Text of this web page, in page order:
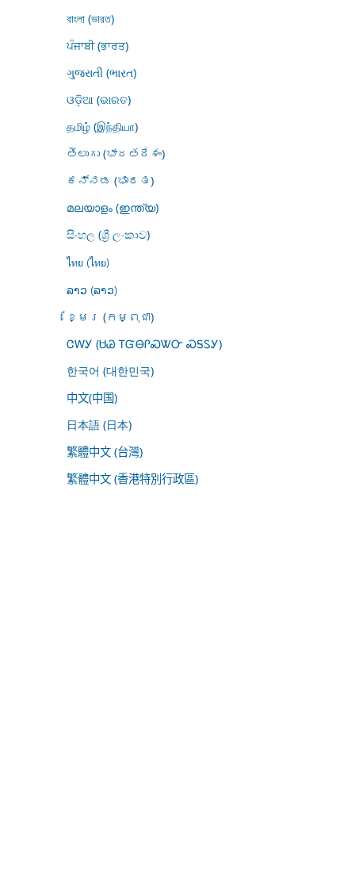
বাংলা (ভারত)
ਪੰਜਾਬੀ (ਭਾਰਤ)
ગુજરાતી (ભારત)
ଓଡ଼ିଆ (ଭାରତ)
தமிழ் (இந்தியா)
తెలుగు (భారతదేశం)
ಕನ್ನಡ (ಭಾರತ)
മലയാളം (ഇന്ത്യ)
සිංහල (ශ්‍රී ලංකාව)
ไทย (ไทย)
ລາວ (ລາວ)
ខ្មែរ (កម្ពុជា)
ᏣᎳᎩ (ᏌᏊ ᎢᏳᎾᎵᏍᏔᏅ ᏍᎦᏚᎩ)
한국어 (대한민국)
中文(中国)
日本語 (日本)
繁體中文 (台灣)
繁體中文 (香港特別行政區)